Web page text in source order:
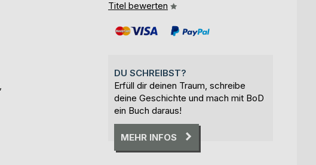
Titel bewerten
DU SCHREIBST?
Erfüll dir deinen Traum, schreibe
deine Geschichte und mach mit BoD
ein Buch daraus!
MEHR INFOS